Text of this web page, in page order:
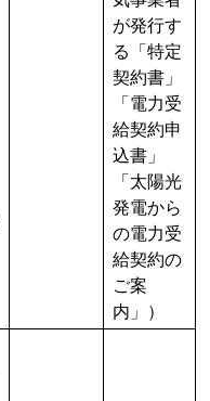
が発行す
る「特定
契約書」
「電力受
給契約申
込書」
「太陽光
発電から
の電力受
給契約の
ご案
内」）